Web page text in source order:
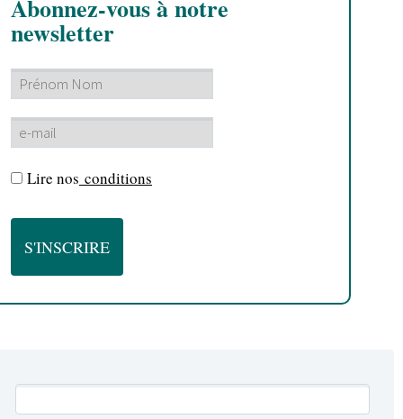
Abonnez-vous à notre
newsletter
Lire nos conditions